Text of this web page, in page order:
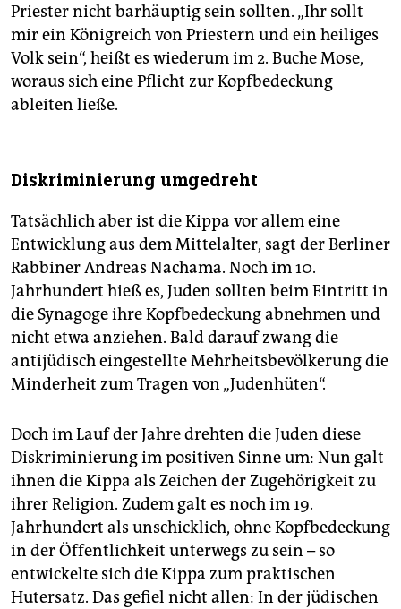
Priester nicht barhäuptig sein sollten. „Ihr sollt
mir ein Königreich von Priestern und ein heiliges
Volk sein“, heißt es wiederum im 2. Buche Mose,
woraus sich eine Pflicht zur Kopfbedeckung
ableiten ließe.
Diskriminierung umgedreht
Tatsächlich aber ist die Kippa vor allem eine
Entwicklung aus dem Mittelalter, sagt der Berliner
Rabbiner Andreas Nachama. Noch im 10.
Jahrhundert hieß es, Juden sollten beim Eintritt in
die Synagoge ihre Kopfbedeckung abnehmen und
nicht etwa anziehen. Bald darauf zwang die
antijüdisch eingestellte Mehrheitsbevölkerung die
Minderheit zum Tragen von „Judenhüten“.
Doch im Lauf der Jahre drehten die Juden diese
Diskriminierung im positiven Sinne um: Nun galt
ihnen die Kippa als Zeichen der Zugehörigkeit zu
ihrer Religion. Zudem galt es noch im 19.
Jahrhundert als unschicklich, ohne Kopfbedeckung
in der Öffentlichkeit unterwegs zu sein – so
entwickelte sich die Kippa zum praktischen
Hutersatz. Das gefiel nicht allen: In der jüdischen